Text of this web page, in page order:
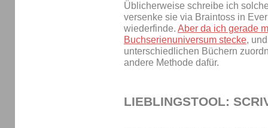
Üblicherweise schreibe ich
versenke sie via Braintoss in
wiederfinde. Aber da ich gerade
Buchserienuniversum stecke,
unterschiedlichen Büchern
andere Methode dafür.
LIEBLINGSTOOL: